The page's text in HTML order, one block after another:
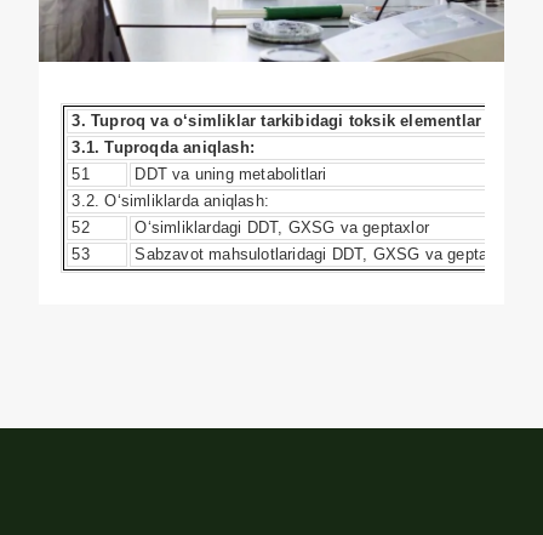
3. Tuproq va o‘simliklar tarkibidagi toksik elementlar tahlili
3.1. Tuproqda aniqlash:
51
DDT va uning metabolitlari
3.2. O‘simliklarda aniqlash:
52
O‘simliklardagi DDT, GXSG va geptaxlor
53
Sabzavot mahsulotlaridagi DDT, GXSG va geptaxlor